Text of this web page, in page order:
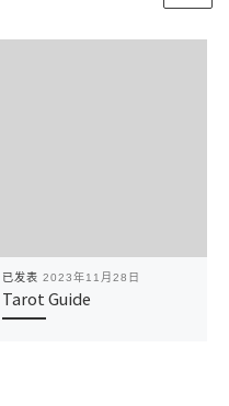
已发表 2023年11月28日
Tarot Guide